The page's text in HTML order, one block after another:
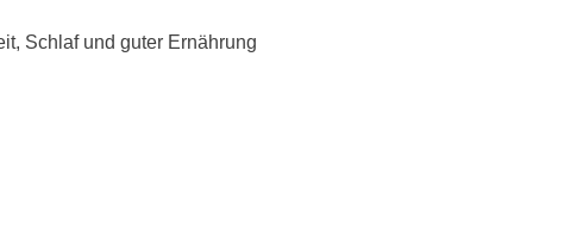
Schlaf und guter Ernährung